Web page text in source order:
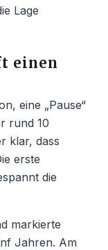
Lage
einen
eine „Pause“
rund 10
klar, dass
erste
die
markierte
Jahren. Am